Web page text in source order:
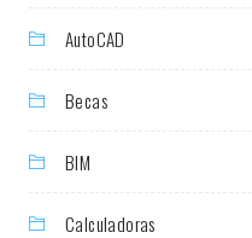
AutoCAD
Becas
BIM
Calculadoras